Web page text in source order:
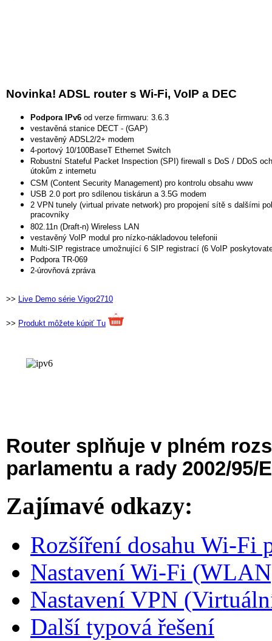
Novinka! ADSL router s Wi-Fi, VoIP a DEC
Podpora IPv6 od verze firmwaru: 3.6.3
vestavěná stanice DECT - (GAP)
vestavěný ADSL2/2+ modem
4-portový 10/100BaseT Ethernet Switch
Robustní Stateful Packet Inspection (SPI) firewall s DoS / DDoS
útokům z internetu
CSM (Content Security Management) pro kontrolu obsahu www
USB 2.0 port pro sdílenou tiskárun a 3.5G modem
2 VPN tunely (virtual private network) pro propojení sítě s dalšími
pracovníky
802.11n (Draft-n) Wireless LAN
vestavěný VoIP modul pro nízko-nákladovou telefonii
Multi-SIP registrace umožnující 6 SIP registrací (6 VoIP
Podpora TR-069
2-úrovňová zpráva
>> Live Demo série Vigor2710
>> Produkt môžete kúpiť Tu
Router splňuje v plném
parlamentu a rady 2002/95/
Zajímavé odkazy:
Rozšíření dosahu Wi-Fi
Nastavení Wi-Fi
Nastavení VPN
Další typová řešení